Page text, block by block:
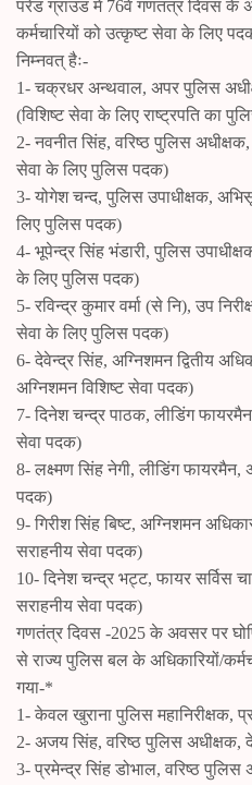
परेड ग्रांउड में 76वें गणतंत्र दिवस के
कर्मचारियों को उत्कृष्ट सेवा के लिए
निम्नवत् हैः-
1- चक्रधर अन्थवाल, अपर पुलिस
(विशिष्ट सेवा के लिए राष्ट्रपति का
2- नवनीत सिंह, वरिष्ठ पुलिस
सेवा के लिए पुलिस पदक)
3- योगेश चन्द, पुलिस उपाधीक्षक,
लिए पुलिस पदक)
4- भूपेन्द्र सिंह भंडारी, पुलिस
के लिए पुलिस पदक)
5- रविन्द्र कुमार वर्मा (से नि), उप
सेवा के लिए पुलिस पदक)
6- देवेन्द्र सिंह, अग्निशमन द्वितीय
अग्निशमन विशिष्ट सेवा पदक)
7- दिनेश चन्द्र पाठक, लीडिंग
सेवा पदक)
8- लक्ष्मण सिंह नेगी, लीडिंग फायरमैन,
पदक)
9- गिरीश सिंह बिष्ट, अग्निशमन
सराहनीय सेवा पदक)
10- दिनेश चन्द्र भट्ट, फायर सर्विस
सराहनीय सेवा पदक)
गणतंत्र दिवस -2025 के अवसर पर
से राज्य पुलिस बल के अधिकारियों/
गया-*
1- केवल खुराना पुलिस महानिरीक्षक,
2- अजय सिंह, वरिष्ठ पुलिस अधीक्षक,
3- प्रमेन्द्र सिंह डोभाल, वरिष्ठ पुलिस